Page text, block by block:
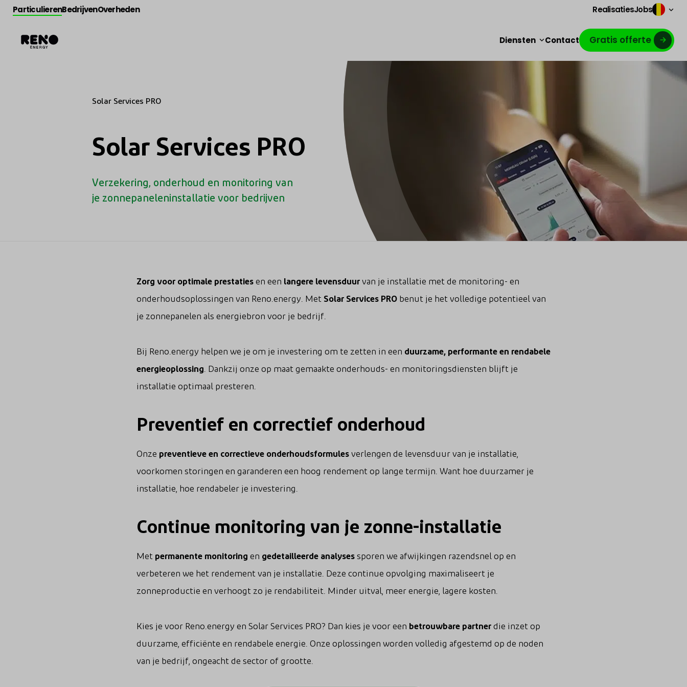
ParticulierenBedrijvenOverheden RealisatiesJobs
Diensten Contact Gratis offerte
Solar Services PRO
Solar Services PRO
Verzekering, onderhoud en monitoring van
je zonnepaneleninstallatie voor bedrijven
Zorg voor optimale prestaties en een langere levensduur van je installatie met de monitoring- en
onderhoudsoplossingen van Reno.energy. Met Solar Services PRO benut je het volledige potentieel van
je zonnepanelen als energiebron voor je bedrijf.
Bij Reno.energy helpen we je om je investering om te zetten in een duurzame, performante en rendabele
energieoplossing . Dankzij onze op maat gemaakte onderhouds- en monitoringsdiensten blijft je
installatie optimaal presteren.
Preventief en correctief onderhoud
Onze preventieve en correctieve onderhoudsformules verlengen de levensduur van je installatie,
voorkomen storingen en garanderen een hoog rendement op lange termijn. Want hoe duurzamer je
installatie, hoe rendabeler je investering.
Continue monitoring van je zonne-installatie
Met permanente monitoring en gedetailleerde analyses sporen we afwijkingen razendsnel op en
verbeteren we het rendement van je installatie. Deze continue opvolging maximaliseert je
zonneproductie en verhoogt zo je rendabiliteit. Minder uitval, meer energie, lagere kosten.
Kies je voor Reno.energy en Solar Services PRO? Dan kies je voor een betrouwbare partner die inzet op
duurzame, efficiënte en rendabele energie. Onze oplossingen worden volledig afgestemd op de noden
van je bedrijf, ongeacht de sector of grootte.